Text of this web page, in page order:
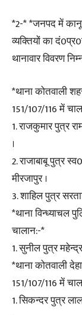
*2-* *जनपद में
व्यक्तियों का
थानावार विवरण
*थाना कोतवाली
151/107/116 में
1. राजकुमार पुत्र
।
2. राजाबाबू पुत्र
मीरजापुर ।
3. शाहिल पुत्र
*थाना विन्ध्याचल
चालान:-*
1. सुनील पुत्र महेन्द्र
*थाना कोतवाली
151/107/116 में
1. सिकन्दर पुत्र